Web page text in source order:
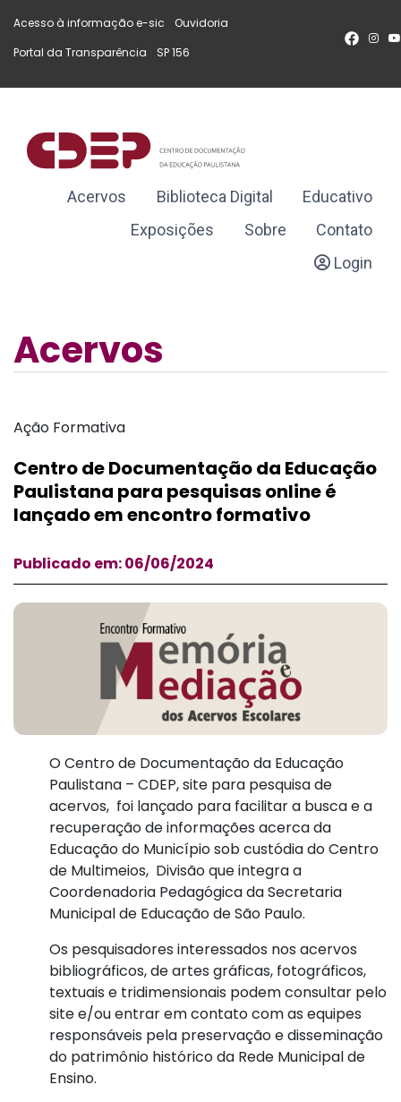
Acesso à informação e-sic (Link
um
Ouvidoria
Portal da Transparência (Link
um
SP 156
um
Ir
Acervos Biblioteca Digital
Educativo
Exposições
Sobre
Contato
Login
Acervos
Ação Formativa
Centro de Documentação da Educação
Paulistana para pesquisas online é
lançado em encontro formativo
Publicado em: 06/06/2024
O Centro de Documentação da Educação
Paulistana – CDEP, site para pesquisa de
acervos, foi lançado para facilitar a busca e a
recuperação de informações acerca da
Educação do Município sob custódia do Centro
de Multimeios, Divisão que integra a
Coordenadoria Pedagógica da Secretaria
Municipal de Educação de São Paulo.
Os pesquisadores interessados nos acervos
bibliográficos, de artes gráficas, fotográficos,
textuais e tridimensionais podem consultar pelo
site e/ou entrar em contato com as equipes
responsáveis pela preservação e disseminação
do patrimônio histórico da Rede Municipal de
Ensino.